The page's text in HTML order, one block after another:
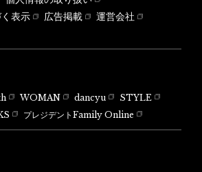
表示
広告掲載
運営会社
WOMAN dancyu
STYLE
プレジデントFamily Online